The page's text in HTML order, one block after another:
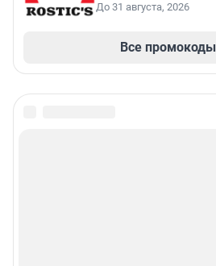
До 31 августа, 2026
Все промокоды